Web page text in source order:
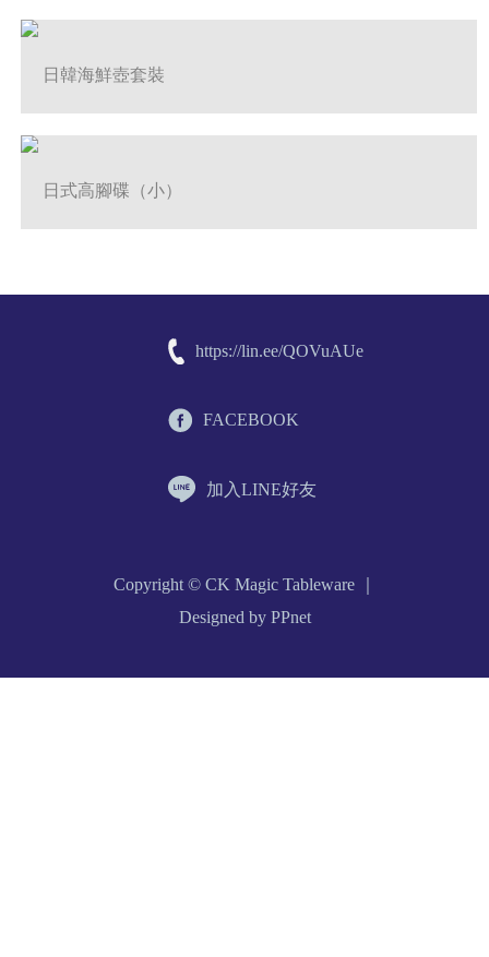
日韓海鮮壺套裝
日式高腳碟（小）
https://lin.ee/QOVuAUe
FACEBOOK
加入LINE好友
Copyright © CK Magic Tableware ｜
Designed by PPnet